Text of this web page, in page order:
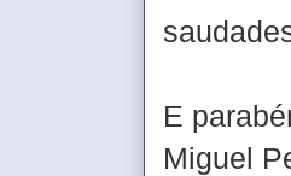
E
Miguel